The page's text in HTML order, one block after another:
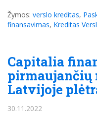
Žymos: verslo kreditas,
finansavimas, Kreditas
Capitalia
pirmaujančių
Latvijoje
30.11.2022